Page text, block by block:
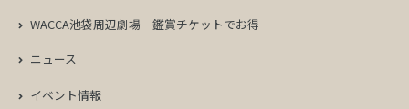
WACCA池袋周辺劇場 鑑賞チケットでお得
ニュース
イベント情報